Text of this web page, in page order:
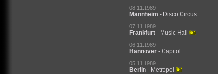
08.11.1989
Mannheim - Disco Circus
07.11.1989
Frankfurt - Music Hall
06.11.1989
Hannover - Capitol
05.11.1989
Berlin - Metropol